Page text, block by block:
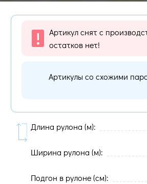
Артикул снят с
остатков нет!
Артикулы со схожими
Длина рулона (м):
Ширина рулона (м):
Подгон в рулоне (cм):